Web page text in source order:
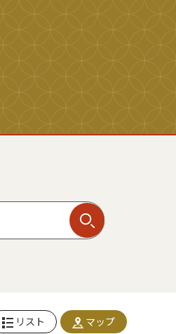
リスト マップ